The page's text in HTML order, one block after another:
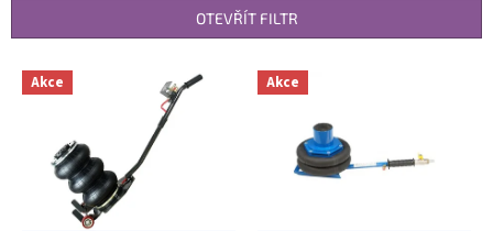
í
OTEVŘÍT FILTR
V Akce Akce